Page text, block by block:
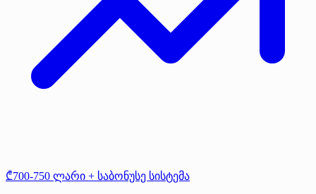
₾700-750 ლარი + საბონუსე სისტემა